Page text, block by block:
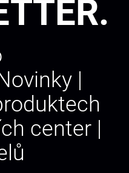
|
center |